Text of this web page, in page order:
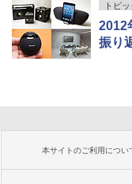
トピッ
2012
振り
本サイトのご利用につい